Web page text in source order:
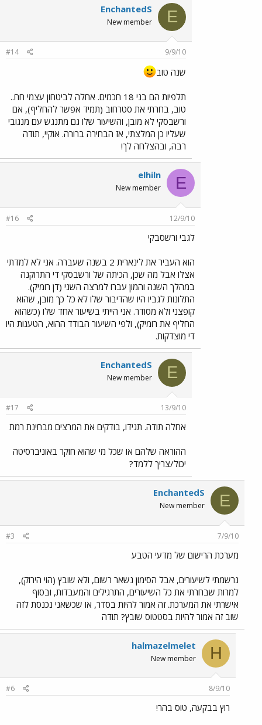
E
EnchantedS
New member
9/9/10
#14
שנה טוב
תלפיות הם בני 18 חכמים. אחלה לביטחון עצמי חח..
טוב, בחרתי את סטרחוב (תמיד אפשר להחליף), אם
ורשבסקי לא מובן, והשיעור שלו גם מתנגש עם מנגובי
שעליו כן המלצתי, אז הבחירה ברורה. אוקיי, תודה
רבה, ובהצלחה לך!
E
elhiln
New member
12/9/10
#16
לגבי ורשסבקי
הוא העביר את לינארית 2 בשנה שעברה. אני לא למדתי
אצלו אבל מה שכן, הכיתה של ורשבסקי די התרוקנה
במהלך השנה והמון עברו למרצה השני (דן רומיק).
התלונות לגביו היו שהדיבור שלו לא כל כך מובן, שהוא
קופצני ולא מסודר. אני הייתי בשיעור אחד שלו (כשהוא
החליף את רומיק), ולפי השיעור הבודד ההוא, הטענות היו
די מוצדקות.
E
EnchantedS
New member
13/9/10
#17
אחלה תודה. תגידו, בודקים את המרצים מבחינת רמת
ההוראה שלהם או שכל מי שהוא חוקר באוניברסיטה
יכול/צריך ללמד?
E
EnchantedS
New member
7/9/10
#3
מערכת הרישום של מדעי הטבע
נרשמתי לשיעורים, אבל הסימון נשאר רשום, ולא שובץ (הוי הירוק),
למרות שבחרתי את כל השיעורים, התרגילים והמעבדות, ובסוף
אישרתי את המערכת. זה אמור להיות בסדר, או שכשאני נכנסת לזה
שוב זה אמור להיות בסטטוס שובץ? תודה
H
halmazelmelet
New member
8/9/10
#6
רוץ בבקעה, טוס בהר!